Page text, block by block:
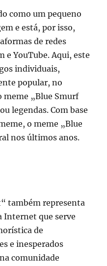
como um pequeno
e está, por isso,
de redes
e YouTube. Aqui, este
individuais,
popular, no
meme „Blue Smurf
legendas. Com base
o meme „Blue
nos últimos anos.
também representa
Internet que serve
de
e inesperados
comunidade